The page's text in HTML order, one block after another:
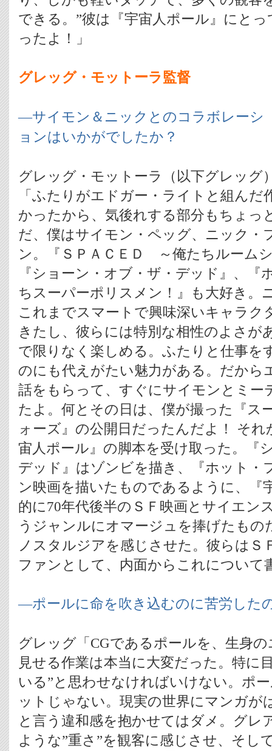
できる。”彼は『宇宙人ポール』にと
ったよ！」
グレッグ・モットーラ監督
―サイモン＆ニックとのコラボレーシ
ョンはいかがでしたか？
グレッグ・モットーラ（以下グレッグ
「ふたりがエドガー・ライトと組んだ
かったから、気後れする部分もちょっ
だ、僕はサイモン・ペッグ、ニック・
ン。『ＳＰＡＣＥＤ ～俺たちルーム
『ショーン・オブ・ザ・デッド』、
ちスーパーポリスメン！』も大好き。
これまでスマートで興味深いキャラク
きたし、彼らには特別な相性のよさが
で限りなく楽しめる。ふたりと仕事を
のにも代えがたい魅力がある。だから
話をもらって、すぐにサイモンとミー
たよ。何とその日は、僕が撮った『
ォーズ』の公開日だったんだよ！ それ
宙人ポール』の脚本を受け取った。『
デッド』はゾンビを描き、『ホット・
ン映画を描いたものであるように、『
的に70年代後半のＳＦ映画とサイエン
うジャンルにオマージュを捧げたもの
ノスタルジアを感じさせた。彼らはＳ
ファンとして、内面からこれについて
―ポールに命を吹き込むのに苦労した
グレッグ「CGであるポールを、生身
見せる作業は本当に大変だった。特に
いる”と思わせなければいけない。ポ
ットじゃない。現実の世界にマンガが
と言う違和感を抱かせてはダメ。グレ
ような”重さ”を観客に感じさせ、そし